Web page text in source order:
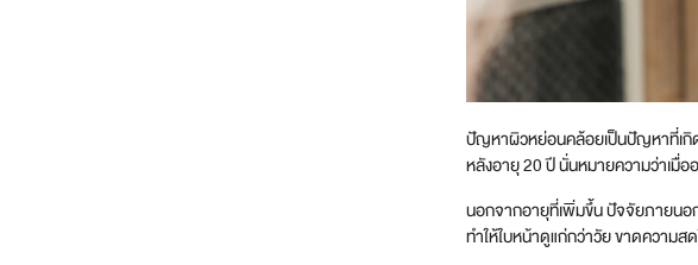
ปัญหาผิวหย่อนคล้อยเป็นปัญหาที่เกิ
หลังอายุ 20 ปี นั่นหมายความว่าเมื่อ
นอกจากอายุที่เพิ่มขึ้น ปัจจัยภายนอ
ทำให้ใบหน้าดูแก่กว่าวัย ขาดความ